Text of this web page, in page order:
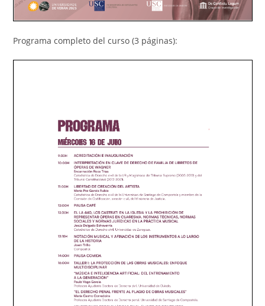
Programa completo del curso (3 páginas):